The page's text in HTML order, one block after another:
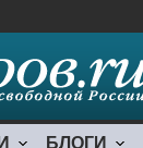
БЛОГИ